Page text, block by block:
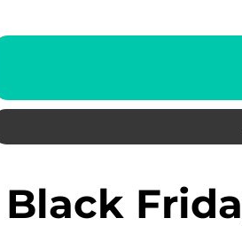
Black Friday är en av de mest